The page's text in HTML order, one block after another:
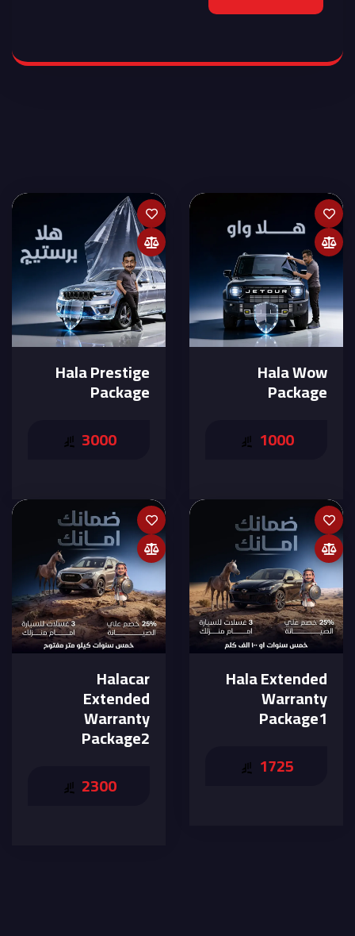
Hala Wow
Package
1000
Hala Prestige
Package
3000
Hala Extended
Warranty
Package1
1725
Halacar
Extended
Warranty
Package2
2300